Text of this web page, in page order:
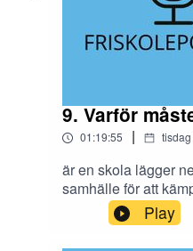
9. Varför
01:19:55 |
är en skola lägger
samhälle för att
skolnedläggning
rapport tittar på
senaste tio åren. Är
Play